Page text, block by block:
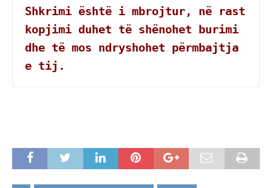
Shkrimi është i mbrojtur, në rast
kopjimi duhet të shënohet burimi
dhe të mos ndryshohet përmbajtja
e tij.